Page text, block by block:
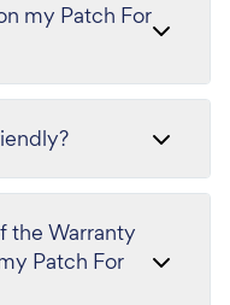
my Patch For
the Warranty
Patch For